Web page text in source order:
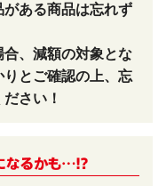
がある商品は忘れず
、減額の対象とな
りとご確認の上、忘
さい！